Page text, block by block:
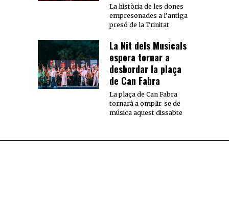
La història de les dones
empresonades a l’antiga
presó de la Trinitat
La Nit dels Musicals
espera tornar a
desbordar la plaça
de Can Fabra
La plaça de Can Fabra
tornarà a omplir-se de
música aquest dissabte